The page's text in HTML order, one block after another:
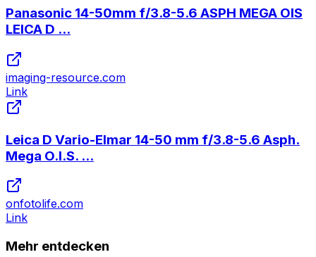
Panasonic 14-50mm f/3.8-5.6 ASPH MEGA OIS
LEICA D ...
imaging-resource.com
Link
Leica D Vario-Elmar 14-50 mm f/3.8-5.6 Asph.
Mega O.I.S. ...
onfotolife.com
Link
Mehr entdecken